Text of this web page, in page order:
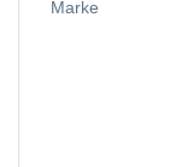
Marke